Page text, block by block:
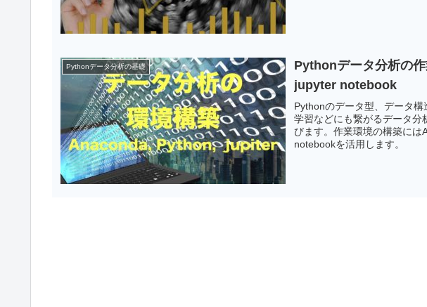
Pythonデータ分析の基礎
Pythonデータ分析の
jupyter notebook
Pythonのデータ型、データ
学習などにも繋がるデータ分
びます。作業環境の構築に
notebookを活用します。